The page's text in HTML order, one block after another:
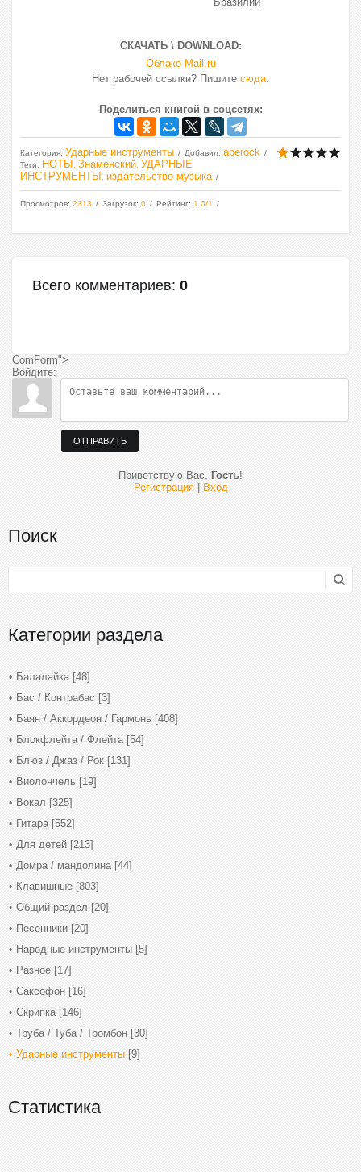
СКАЧАТЬ \ DOWNLOAD:
Облако Mail.ru
Нет рабочей ссылки? Пишите сюда.
Поделиться книгой в соцсетях:
Категория: Ударные инструменты Добавил: aperock
Теги: НОТЫ Знаменский УДАРНЫЕ
ИНСТРУМЕНТЫ
издательство музыка
Просмотров: 2313 Загрузок: 0 Рейтинг: 1.0/1
Всего комментариев: 0
ComForm">
Войдите:
ОТПРАВИТЬ
Приветствую Вас, Гость!
Регистрация| Вход
Поиск
Категории раздела
Балалайка [48]
Бас / Контрабас [3]
Баян / Аккордеон / Гармонь [408]
Блокфлейта / Флейта [54]
Блюз / Джаз / Рок [131]
Виолончель [19]
Вокал [325]
Гитара [552]
Для детей [213]
Домра / мандолина [44]
Клавишные [803]
Общий раздел [20]
Песенники [20]
Народные инструменты [5]
Разное [17]
Саксофон [16]
Скрипка [146]
Труба / Туба / Тромбон [30]
Ударные инструменты [9]
Статистика